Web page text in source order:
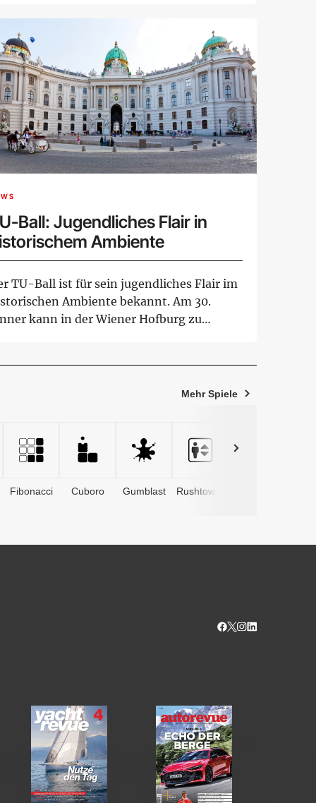
Ball: Jugendliches Flair in
Ambiente
TU-Ball ist für sein jugendliches Flair im
Ambiente bekannt. Am 30.
kann in der Wiener Hofburg zu
Mehr Spiele
Fibonacci Cuboro Gumblast Rushtower